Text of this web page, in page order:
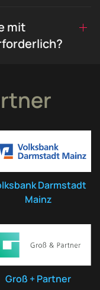
mit
Darmstadt
Mainz
Groß + Partner